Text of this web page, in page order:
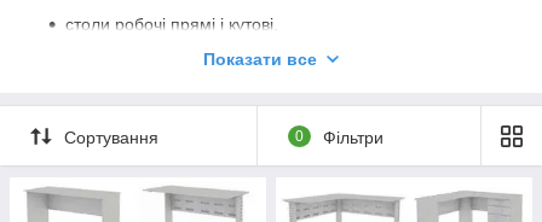
столи робочі прямі і кутові,
тумби стаціонарні і мобільні,
шафи для зберігання одягу та документів.
Показати все
Сортування 0 Фільтри